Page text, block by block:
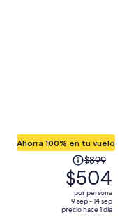
Ahorra 100% en tu vuelo
El
precio
era
de
$899
$899
$504
por persona
9 sep - 14 sep
precio hace 1 día